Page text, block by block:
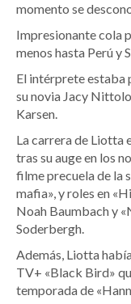
momento se
Impresionante cola
menos hasta Perú y
El intérprete estaba
su novia Jacy
Karsen.
La carrera de Liotta
tras su auge en los
filme precuela de la
mafia», y roles en
Noah Baumbach y
Soderbergh.
Además, Liotta
TV+ «Black Bird»
temporada de